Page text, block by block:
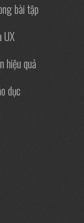
bài tập
UX
hiệu quả
dục